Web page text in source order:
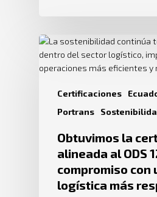
Certificaciones
Portrans
Obtuvimos la
alineada al ODS
compromiso con
logística más